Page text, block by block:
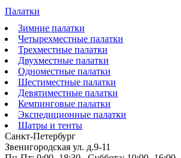
Палатки
Зимние палатки
Четырехместные палатки
Трехместные палатки
Двухместные палатки
Одноместные палатки
Шестиместные палатки
Девятиместные палатки
Кемпинговые палатки
Экспедиционные палатки
Шатры и тенты
Санкт-Петербург
Звенигородская ул. д.9-11